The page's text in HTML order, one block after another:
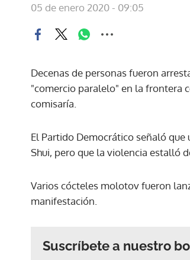
05 de enero 2020 - 09:05
Decenas de personas fueron
"comercio paralelo" en la frontera
comisaría.
El Partido Democrático señaló
Shui, pero que la violencia estalló
Varios cócteles molotov fueron
manifestación.
Suscríbete a nuestro